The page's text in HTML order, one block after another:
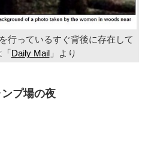
行っているすぐ背後に存在して
Daily Mail」より
プ場の夜